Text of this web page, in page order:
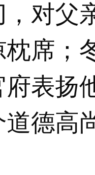
对父
席；
表扬
道德高